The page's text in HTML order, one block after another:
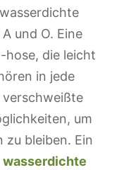
und O. Eine
hose, die leicht
in jede
um
bleiben. Ein
wasserdichte